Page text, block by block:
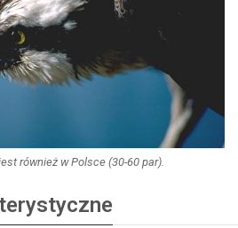
również w Polsce (30-60 par).